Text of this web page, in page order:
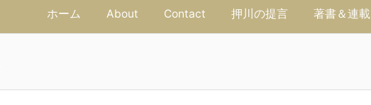
ホーム About Contact 押川の提言 著書＆連載